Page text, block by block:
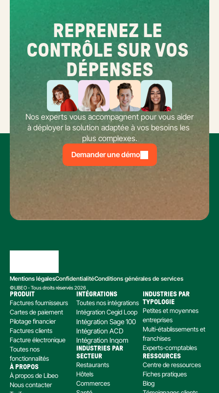
REPRENEZ LE
CONTRÔLE SUR VOS
DÉPENSES
Nos experts vous accompagnent pour vous aider
à déployer la solution adaptée à vos besoins les
plus complexes.
Demander une démo
Mentions légalesConfidentialitéConditions générales de services
©LIBEO - Tous droits réservés 2026
PRODUIT
Factures fournisseurs
Cartes de paiement
Pilotage financier
Factures clients
Facture électronique
Toutes nos
fonctionnalités
À PROPOS
À propos de Libeo
Nous contacter
INTÉGRATIONS
Toutes nos intégrations
Intégration Cegid Loop
Intégration Sage 100
Intégration ACD
Intégration Inqom
INDUSTRIES PAR
SECTEUR
Restaurants
Hôtels
Commerces
INDUSTRIES PAR
TYPOLOGIE
Petites et moyennes
entreprises
Multi-établissements et
franchises
Experts-comptables
RESSOURCES
Centre de ressources
Fiches pratiques
Blog